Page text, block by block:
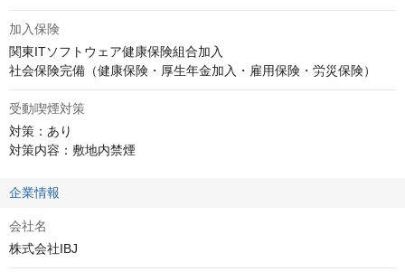
加入保険
関東ITソフトウェア健康保険組合加入
社会保険完備（健康保険・厚生年金加入・雇用保険・労災保険）
受動喫煙対策
対策：あり
対策内容：敷地内禁煙
企業情報
会社名
株式会社IBJ